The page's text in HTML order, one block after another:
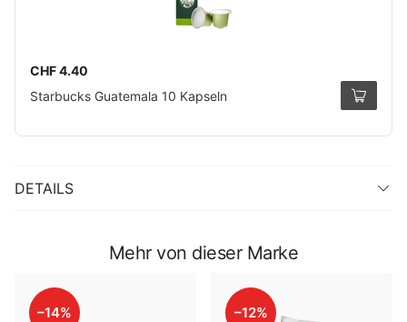
CHF 4.40
Starbucks Guatemala 10 Kapseln
DETAILS
Mehr von dieser Marke
–14% –12%